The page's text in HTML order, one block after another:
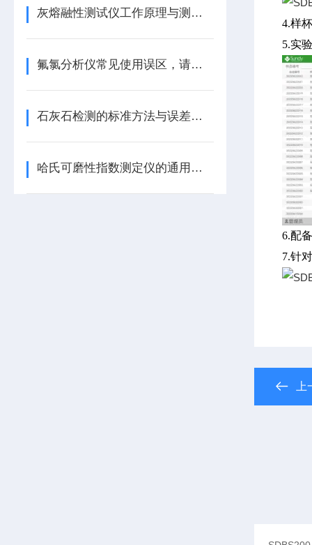
灰熔融性测试仪工作原理与测定方法技术解析
氟氯分析仪常见使用误区，请规避！
石灰石检测的标准方法与误差控制
哈氏可磨性指数测定仪的通用技术条件
4.样
5.实
6.配
7.针